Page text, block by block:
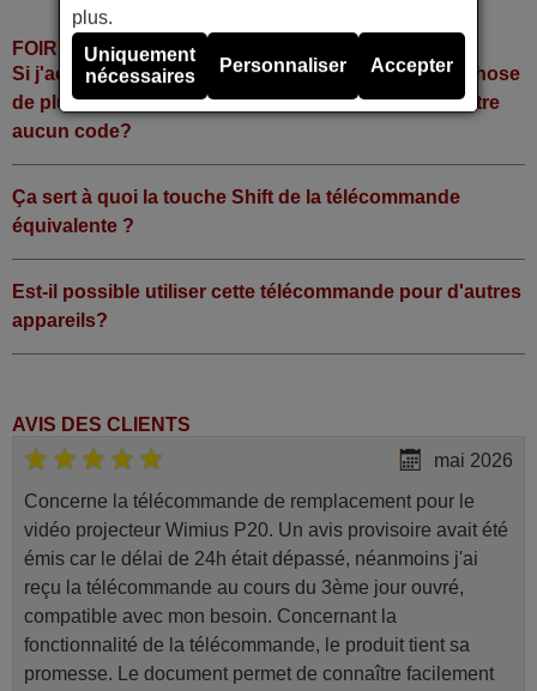
FOIRE AUX QUESTIONS
Si j'achète la télécommande, dois-je faire quelque chose
de plus ou fonctionne-t-elle directement sans y mettre
aucun code?
Ça sert à quoi la touche Shift de la télécommande
équivalente ?
Est-il possible utiliser cette télécommande pour d'autres
appareils?
AVIS DES CLIENTS
mai 2026
Concerne la télécommande de remplacement pour le
vidéo projecteur Wimius P20. Un avis provisoire avait été
émis car le délai de 24h était dépassé, néanmoins j'ai
reçu la télécommande au cours du 3ème jour ouvré,
compatible avec mon besoin. Concernant la
fonctionnalité de la télécommande, le produit tient sa
promesse. Le document permet de connaître facilement
plus.
Uniquement
nécessaires
Personnaliser Accepter